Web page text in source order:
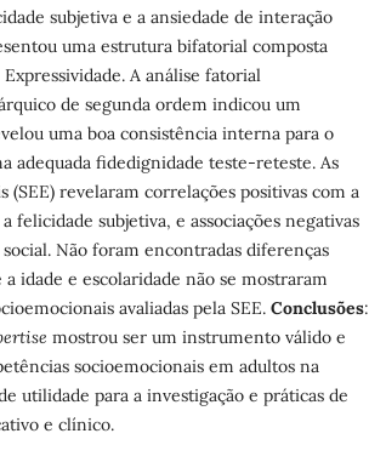
subjetiva e a ansiedade de interação
uma estrutura bifatorial composta
A análise fatorial
de segunda ordem indicou um
uma boa consistência interna para o
adequada fidedignidade teste-reteste. As
(SEE) revelaram correlações positivas com a
felicidade subjetiva, e associações negativas
Não foram encontradas diferenças
idade e escolaridade não se mostraram
avaliadas pela SEE. Conclusões:
mostrou ser um instrumento válido e
socioemocionais em adultos na
utilidade para a investigação e práticas de
e clínico.